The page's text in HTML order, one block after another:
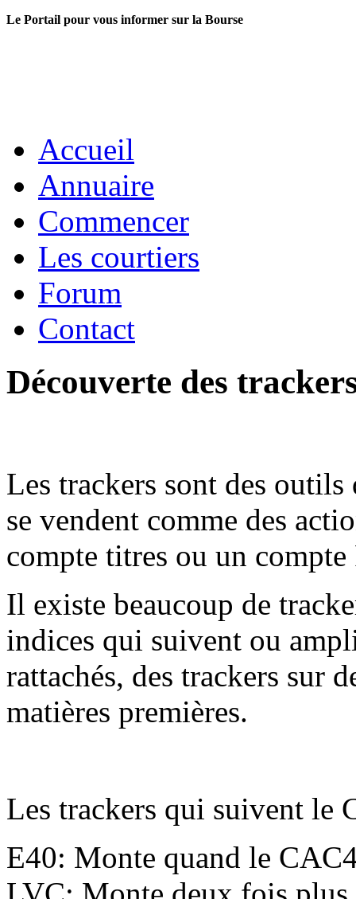
Le Portail pour vous informer sur la Bourse
Accueil
Annuaire
Commencer
Les courtiers
Forum
Contact
Découverte des
Les trackers sont des
se vendent comme des
compte titres ou un
Il existe beaucoup de
indices qui suivent ou
rattachés, des trackers sur
matières premières.
Les trackers qui suivent le
E40: Monte quand le